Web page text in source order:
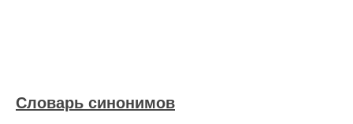
Словарь синонимов